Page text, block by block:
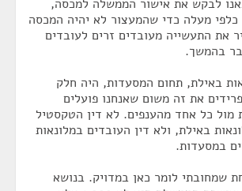
לבקש את אישור הממשלה למכסה,
כלפי מעלה כדי שהמעצור לא יהיה המכסה
את התעשייה מעובדים זרים לעובדים
בהמשך.
באילת, תחום המסעדות, היה חלק
את זה משום שאנחנו פועלים
מול כל אחד מהענפים. לא דין הטקסטיל
באילת, ולא דין העובדים במלונאות
במסעדות.
שמחובתי לומר כאן במדויק. בנושא